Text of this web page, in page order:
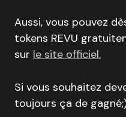
Aussi, vous pouvez
tokens REVU
sur le site officiel.
Si vous souhaitez
toujours ça de